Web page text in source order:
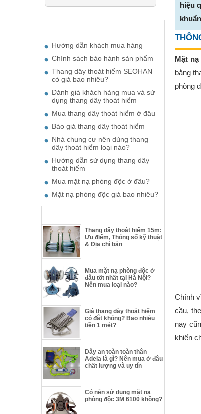
hiệu
Mặt nạ
bằng
phòng
Chính
cầu,
nay
khiến
Hướng dẫn khách mua hàng
Chính sách bảo hành sản phẩm
Thang dây thoát hiểm SEOHAN
có giá bao nhiêu?
Đánh giá khách hàng mua và sử
dụng thang dây thoát hiểm
Mua thang dây thoát hiểm ở đâu
Báo giá thang dây thoát hiểm
Nhà chung cư nên dùng thang
dây thoát hiểm loại nào?
Hướng dẫn sử dụng thang dây
thoát hiểm
Mua mặt nạ phòng độc ở đâu?
Mặt nạ phòng độc giá bao nhiêu?
Thang dây thoát hiểm 15m:
Ưu điểm, Thông số kỹ thuật
& Địa chỉ bán
Mua mặt nạ phòng độc ở
đâu tốt nhất tại Hà Nội?
Nên mua loại nào?
Giá thang dây thoát hiểm
có đắt không? Bao nhiêu
tiền 1 mét?
Dây an toàn toàn thân
Adela là gì? Nên mua ở đâu
chất lượng và uy tín
Có nên sử dụng mặt nạ
phòng độc 3M 6100 không?